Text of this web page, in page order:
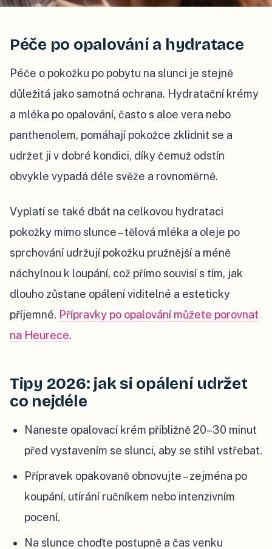
Péče po opalování a hydratace
Péče o pokožku po pobytu na slunci je stejně
důležitá jako samotná ochrana. Hydratační krémy
a mléka po opalování, často s aloe vera nebo
panthenolem, pomáhají pokožce zklidnit se a
udržet ji v dobré kondici, díky čemuž odstín
obvykle vypadá déle svěže a rovnoměrně.
Vyplatí se také dbát na celkovou hydrataci
pokožky mimo slunce – tělová mléka a oleje po
sprchování udržují pokožku pružnější a méně
náchylnou k loupání, což přímo souvisí s tím, jak
dlouho zůstane opálení viditelné a esteticky
příjemné. Přípravky po opalování můžete porovnat
na Heurece.
Tipy 2026: jak si opálení udržet
co nejdéle
Naneste opalovací krém přibližně 20–30 minut
před vystavením se slunci, aby se stihl vstřebat.
Přípravek opakovaně obnovujte – zejména po
koupání, utírání ručníkem nebo intenzivním
pocení.
Na slunce choďte postupně a čas venku